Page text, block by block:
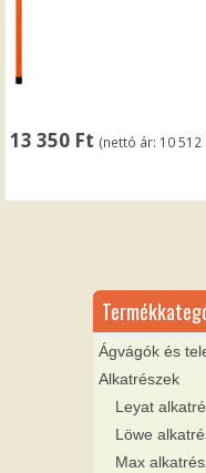
13 350 Ft (nettó ár: 10 512
Ágvágók és
Alkatrészek
Leyat
Löwe
Max